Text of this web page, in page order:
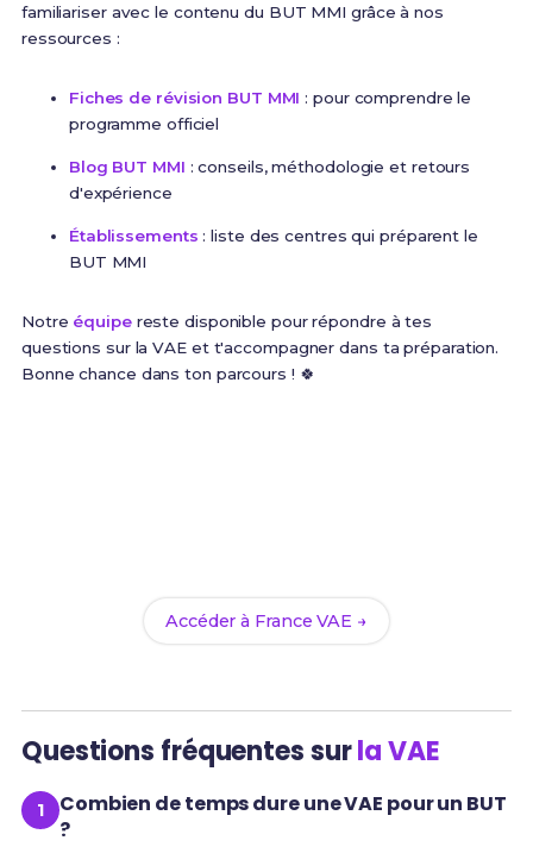
familiariser avec le contenu du BUT MMI grâce à nos
ressources :
Fiches de révision BUT MMI : pour comprendre le
programme officiel
Blog BUT MMI : conseils, méthodologie et retours
d'expérience
Établissements : liste des centres qui préparent le
BUT MMI
Notre équipereste disponible pour répondre à tes
questions sur la VAE et t'accompagner dans ta préparation.
Bonne chance dans ton parcours ! 🍀
Accéder à France VAE →
Questions fréquentes surla VAE
Combien de temps dure une VAE pour un BUT
?